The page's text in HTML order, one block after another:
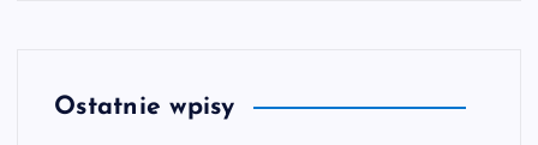
Ostatnie wpisy